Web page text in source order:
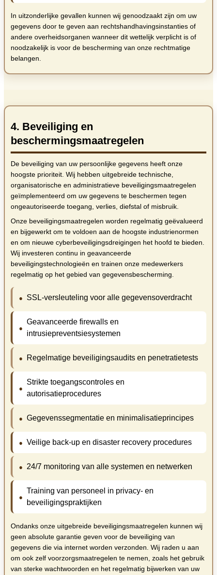
In uitzonderlijke gevallen kunnen wij genoodzaakt zijn om uw
gegevens door te geven aan rechtshandhavingsinstanties of
andere overheidsorganen wanneer dit wettelijk verplicht is of
noodzakelijk is voor de bescherming van onze rechtmatige
belangen.
4. Beveiliging en
beschermingsmaatregelen
De beveiliging van uw persoonlijke gegevens heeft onze
hoogste prioriteit. Wij hebben uitgebreide technische,
organisatorische en administratieve beveiligingsmaatregelen
geïmplementeerd om uw gegevens te beschermen tegen
ongeautoriseerde toegang, verlies, diefstal of misbruik.
Onze beveiligingsmaatregelen worden regelmatig geëvalueerd
en bijgewerkt om te voldoen aan de hoogste industrienormen
en om nieuwe cyberbeveiligingsdreigingen het hoofd te bieden.
Wij investeren continu in geavanceerde
beveiligingstechnologieën en trainen onze medewerkers
regelmatig op het gebied van gegevensbescherming.
SSL-versleuteling voor alle gegevensoverdracht
Geavanceerde firewalls en
intrusiepreventsiesystemen
Regelmatige beveiligingsaudits en penetratietests
Strikte toegangscontroles en
autorisatieprocedures
Gegevenssegmentatie en minimalisatieprincipes
Veilige back-up en disaster recovery procedures
24/7 monitoring van alle systemen en netwerken
Training van personeel in privacy- en
beveiligingspraktijken
Ondanks onze uitgebreide beveiligingsmaatregelen kunnen wij
geen absolute garantie geven voor de beveiliging van
gegevens die via internet worden verzonden. Wij raden u aan
om ook zelf voorzorgsmaatregelen te nemen, zoals het gebruik
van sterke wachtwoorden en het regelmatig bijwerken van uw